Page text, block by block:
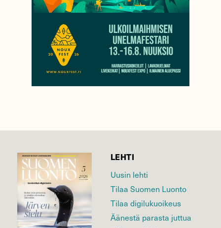
LEHTI
Uusin lehti
Tilaa Suomen Luonto
Tilaa digilukuoikeus
Äänestä parasta juttua